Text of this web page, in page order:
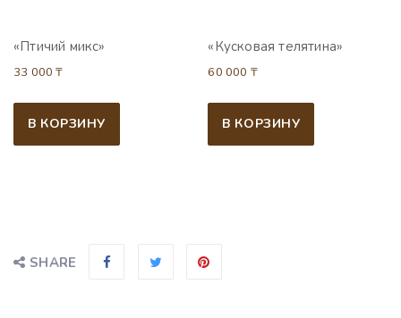
«Птичий микс»
33 000₸
В КОРЗИНУ
«Кусковая телятина»
60 000 ₸
В КОРЗИНУ
SHARE